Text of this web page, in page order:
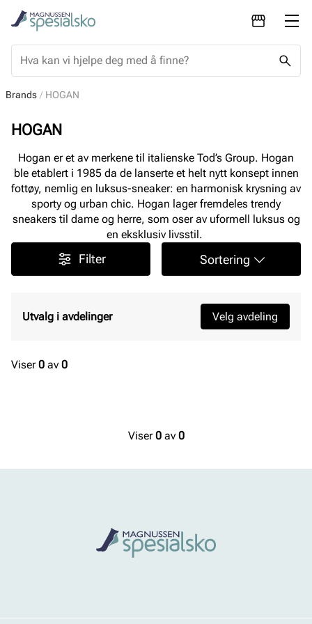
Brands HOGAN
HOGAN
Hogan er et av merkene til italienske Tod’s Group. Hogan
ble etablert i 1985 da de lanserte et helt nytt konsept innen
fottøy, nemlig en luksus-sneaker: en harmonisk krysning av
sporty og urban chic. Hogan lager fremdeles trendy
sneakers til dame og herre, som oser av uformell luksus og
en eksklusiv livsstil.
Filter Sortering
Utvalg i avdelinger Velg avdeling
Viser0 av 0
Viser0av 0